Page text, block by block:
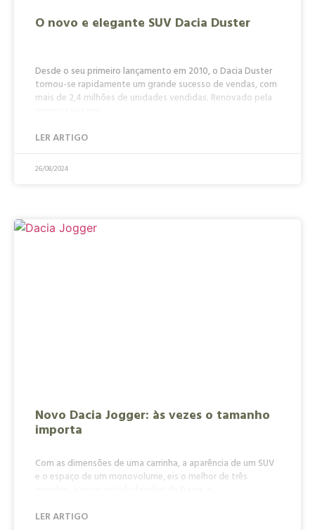
O novo e elegante SUV Dacia Duster
Desde o seu primeiro lançamento em 2010, o Dacia Duster
tornou-se rapidamente um grande sucesso de vendas, com
mais de 2,4 milhões de unidades vendidas. Renovado pela
LER ARTIGO
26/08/2024
Novo Dacia Jogger: às vezes o tamanho
importa
Com as dimensões de uma carrinha, a aparência de um SUV
e o espaço de um monovolume, eis o melhor de três
LER ARTIGO